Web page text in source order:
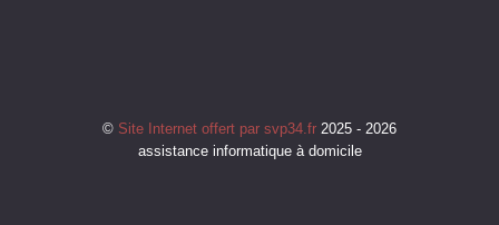
© Site Internet offert par svp34.fr 2025 - 2026
assistance informatique à domicile